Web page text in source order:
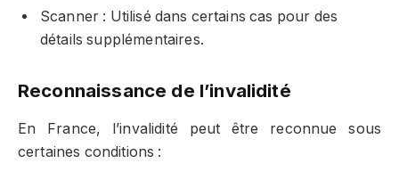
Scanner : Utilisé dans certains cas pour des
détails supplémentaires.
Reconnaissance de l’invalidité
En France, l’invalidité peut être reconnue sous
certaines conditions :